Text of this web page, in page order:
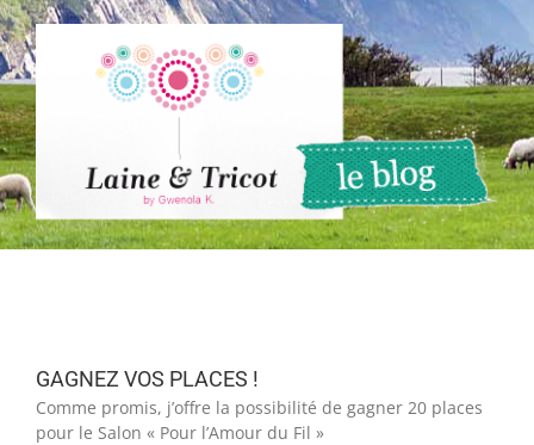
Passer
au
contenu
GAGNEZ VOS PLACES !
Comme promis, j’offre la possibilité de gagner 20 places
pour le Salon « Pour l’Amour du Fil »